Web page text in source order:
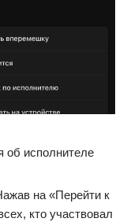
об исполнителе
на «Перейти к
кто участвовал